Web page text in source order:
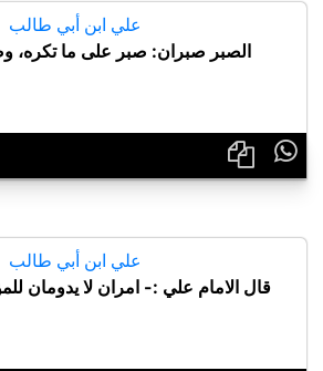
علي ابن أبي طالب
الصبر صبران: صبر على ما تكره،

علي ابن أبي طالب
قال الامام علي :- امران لا يدومان